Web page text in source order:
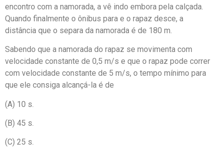
encontro com a namorada, a vê indo embora pela calçada.
Quando finalmente o ônibus para e o rapaz desce, a
distância que o separa da namorada é de 180 m.
Sabendo que a namorada do rapaz se movimenta com
velocidade constante de 0,5 m/s e que o rapaz pode correr
com velocidade constante de 5 m/s, o tempo mínimo para
que ele consiga alcançá-la é de
(A) 10 s.
(B) 45 s.
(C) 25 s.